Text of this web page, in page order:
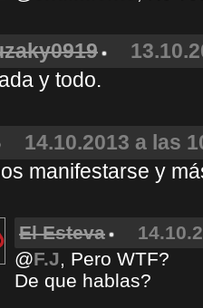
y todo.
14.10.2013 a las
manifestarse y
El Esteva
@F.J, Pero WTF?
De que hablas?